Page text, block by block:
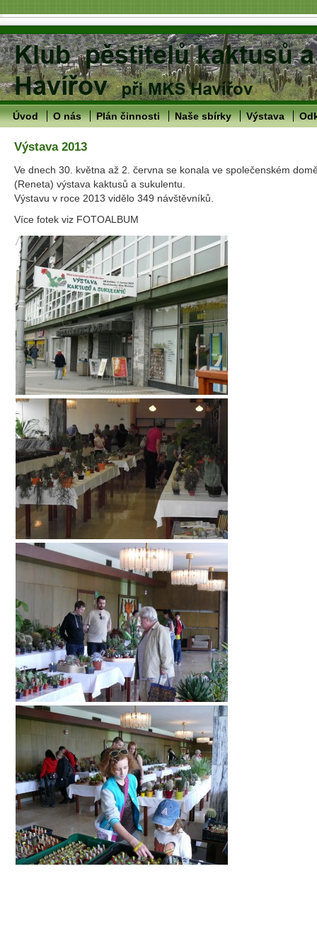
Úvod O nás Plán činnosti Naše sbírky Výstava
Výstava 2013
Ve dnech 30. května až 2. června se konala ve společenském
(Reneta) výstava kaktusů a sukulentu.
Výstavu v roce 2013 vidělo 349 návštěvníků.
Více fotek viz FOTOALBUM